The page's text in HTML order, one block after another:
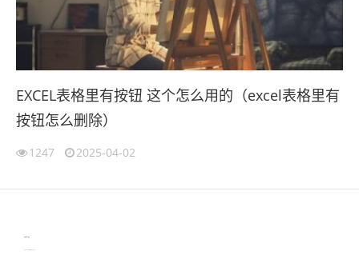
EXCEL表格里有按钮 这个怎么用的（excel表格里有
按钮怎么删除）
1247 2025-04-02